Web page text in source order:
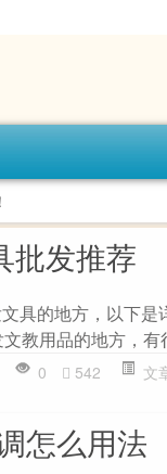
批发推荐
具的地方，以下
教用品的地方，
0 542 文
怎么用法